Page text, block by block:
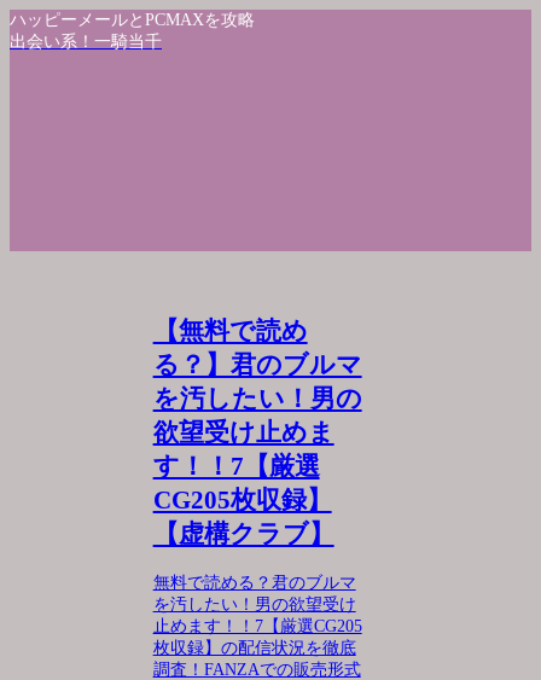
ハッピーメールとPCMAXを攻略
出会い系！一騎当千
【無料で読め
る？】君のブルマ
を汚したい！男の
欲望受け止めま
す！！7【厳選
CG205枚収録】
【虚構クラブ】
無料で読める？君のブルマ
を汚したい！男の欲望受け
止めます！！7【厳選CG205
枚収録】の配信状況を徹底
調査！FANZAでの販売形式